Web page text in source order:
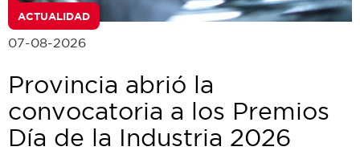
ACTUALIDAD
07-08-2026
Provincia abrió la
convocatoria a los Premios
Día de la Industria 2026